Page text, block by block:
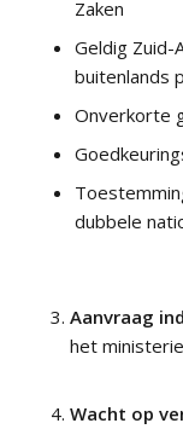
Zaken
Geldig
buitenlands
Onverkorte
dubbele
Aanvraag
het
Wacht op